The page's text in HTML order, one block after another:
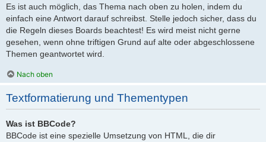
Es ist auch möglich, das Thema nach oben zu holen, indem du
einfach eine Antwort darauf schreibst. Stelle jedoch sicher, dass du
die Regeln dieses Boards beachtest! Es wird meist nicht gerne
gesehen, wenn ohne triftigen Grund auf alte oder abgeschlossene
Themen geantwortet wird.
Nach oben
Textformatierung und Thementypen
Was ist BBCode?
BBCode ist eine spezielle Umsetzung von HTML, die dir